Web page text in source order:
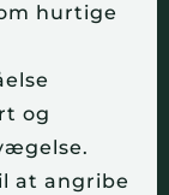
hurtige
og
at angribe